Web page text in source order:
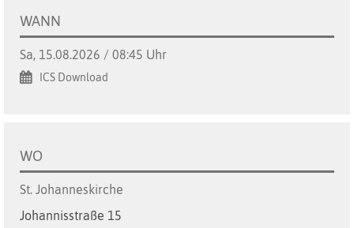
WANN
Sa, 15.08.2026 / 08:45 Uhr
ICS Download
WO
St. Johanneskirche
Johannisstraße 15